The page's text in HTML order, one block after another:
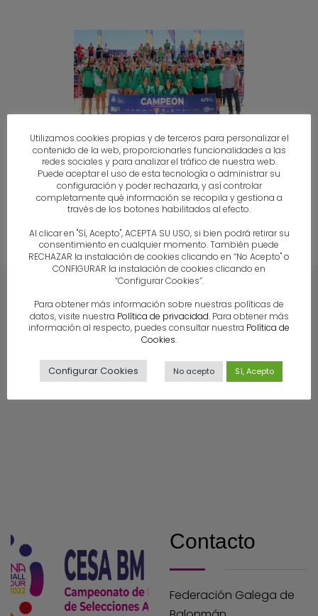
◄ 1 2 3
Contacto
Federación Galega de
Utilizamos cookies propias y de terceros para personalizar el
contenido de la web, proporcionarles funcionalidades a las
redes sociales y para analizar el tráfico de nuestra web.
Puede aceptar el uso de esta tecnología o administrar su
configuración y poder rechazarla, y así controlar
completamente qué información se recopila y gestiona a
través de los botones habilitados al efecto.
Al clicar en "Sí, Acepto", ACEPTA SU USO, si bien podrá retirar su
consentimiento en cualquier momento. También puede
RECHAZAR la instalación de cookies clicando en “No Acepto" o
CONFIGURAR la instalación de cookies clicando en
“Configurar Cookies”.
Para obtener más información sobre nuestras políticas de
datos, visite nuestra Política de privacidad. Para obtener más
información al respecto, puedes consultar nuestra Política de
Cookies.
Configurar Cookies No acepto Sí, Acepto